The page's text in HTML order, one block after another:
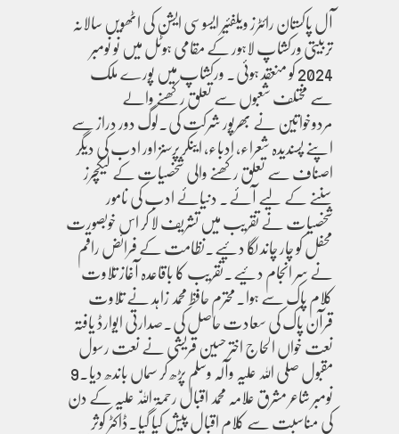
آل پاکستان رائٹرز ویلفئیر ایسوسی ایشن کی اٹھویں سالانہ
تربیتی ورکشاپ لاہور کے مقامی ہوٹل میں نو نومبر
2024 کو منعقد ہوئی۔ ورکشاپ میں پورے ملک
سے مختلف شعبوں سے تعلق رکھنے والے
مردوخواتین نے بھرپور شرکت کی۔لوگ دور دراز سے
اپنے پسندیدہ شعراء، ادباء، اینکر پرسنز اور ادب کی دیگر
اصناف سے تعلق رکھنے والی شخصیات کے لیکچرز
سننے کے لیے آئے۔ دنیائے ادب کی نامور
شخصیات نے تقریب میں تشریف لا کر اس خوبصورت
محفل کو چار چاند لگا دئیے۔نظامت کے فرائض راقم
نے سر انجام دئیے۔تقریب کا باقاعدہ آغاز تلاوت
کلام پاک سے ہوا۔محترم حافظ محمد زاہد نے تلاوت
قرآن پاک کی سعادت حاصل کی۔صدارتی ایوارڈ یافتہ
نعت خواں الحاج اختر حسین قریشی نے نعت رسول
مقبول صلی اللہ علیہ وآلہ وسلم پڑھ کر سماں باندھ دیا۔9
نومبر شاعر مشرق علامہ محمد اقبال رحمۃ اللّٰہ علیہ کے دن
کی مناسبت سے کلام اقبال پیش کیا گیا۔ڈاکٹر کوثر